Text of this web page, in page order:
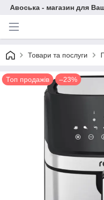
Авоська - магазин для
Товари та послуги
Топ продажів –23%